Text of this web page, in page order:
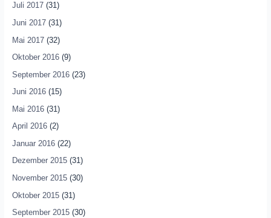
Juli 2017(31)
Juni 2017(31)
Mai 2017(32)
Oktober 2016(9)
September 2016(23)
Juni 2016(15)
Mai 2016(31)
April 2016(2)
Januar 2016(22)
Dezember 2015(31)
November 2015(30)
Oktober 2015(31)
September 2015(30)